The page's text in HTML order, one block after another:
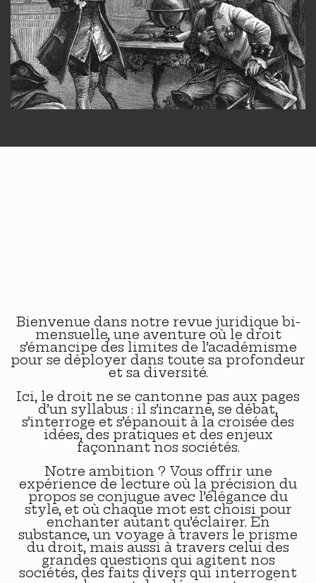
Bienvenue dans notre revue juridique bi-
mensuelle, une aventure où le droit
s’émancipe des limites de l’académisme
pour se déployer dans toute sa profondeur
et sa diversité.
Ici, le droit ne se cantonne pas aux pages
d’un syllabus : il s’incarne​, se débat,
s’interroge et s’épanouit à la croisée des
idées, des pratiques et des enjeux
façonnant nos sociétés.
Notre ambition ? Vous offrir une
expérience de lecture où la précision du
propos se conjugue avec l’élégance du
style, et où chaque mot est choisi pour
enchanter autant qu’éclairer. En
substance, un voyage à travers le prisme
du droit, mais aussi à travers celui des
grandes questions qui agitent nos
sociétés, des faits divers qui interrogent